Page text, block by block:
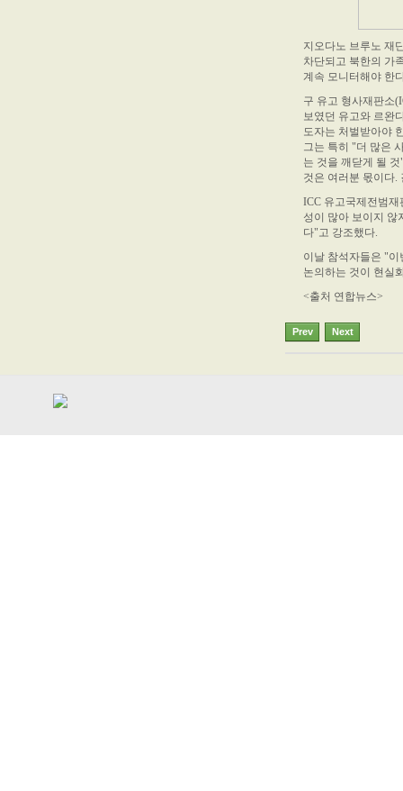
지오다노 브루노 재
차단되고 북한의 가
계속 모니터해야 한
구 유고 형사재판소
보였던 유고와 르완
도자는 처벌받아야
그는 특히 "더 많은
는 것을 깨닫게 될
것은 여러분 몫이다.
ICC 유고국제전범
성이 많아 보이지 않
다"고 강조했다.
이날 참석자들은 "
논의하는 것이 현실
<출처 연합뉴스>
Prev Next